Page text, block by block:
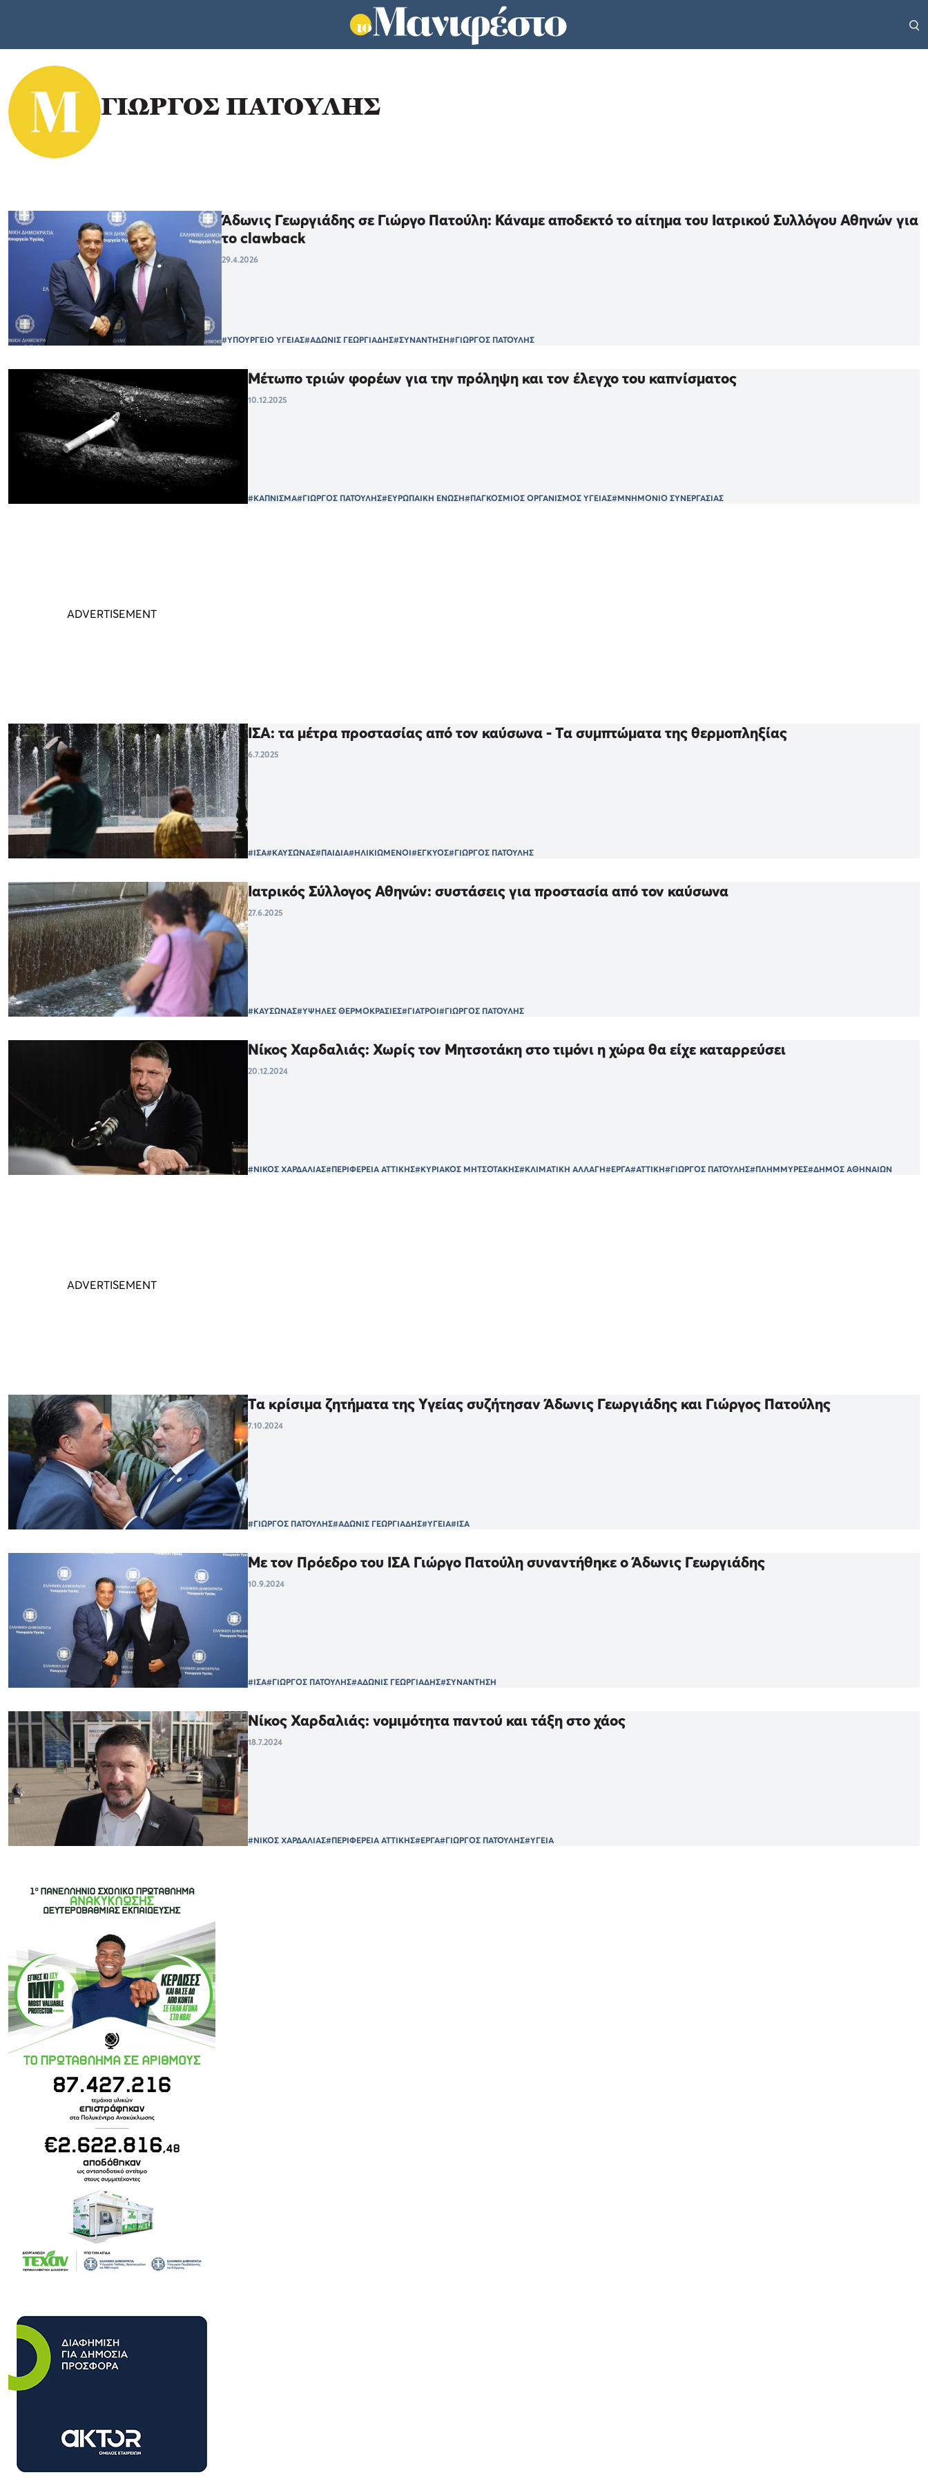
ΓΙΩΡΓΟΣ ΠΑΤΟΥΛΗΣ
Άδωνις Γεωργιάδης σε Γιώργο Πατούλη: Κάναμε αποδεκτό το αίτημα του Ιατρικού Συλλόγου Αθηνών για
το clawback
29.4.2026
#ΥΠΟΥΡΓΕΙΟ ΥΓΕΙΑΣ#ΑΔΩΝΙΣ ΓΕΩΡΓΙΑΔΗΣ#ΣΥΝΑΝΤΗΣΗ#ΓΙΩΡΓΟΣ ΠΑΤΟΥΛΗΣ
Μέτωπο τριών φορέων για την πρόληψη και τον έλεγχο του καπνίσματος
10.12.2025
#ΚΑΠΝΙΣΜΑ#ΓΙΩΡΓΟΣ ΠΑΤΟΥΛΗΣ#ΕΥΡΩΠΑΙΚΗ ΕΝΩΣΗ#ΠΑΓΚΟΣΜΙΟΣ ΟΡΓΑΝΙΣΜΟΣ ΥΓΕΙΑΣ#ΜΝΗΜΟΝΙΟ ΣΥΝΕΡΓΑΣΙΑΣ
ΙΣΑ: τα μέτρα προστασίας από τον καύσωνα - Τα συμπτώματα της θερμοπληξίας
6.7.2025
#ΙΣΑ#ΚΑΥΣΩΝΑΣ#ΠΑΙΔΙΑ#ΗΛΙΚΙΩΜΕΝΟΙ#ΕΓΚΥΟΣ#ΓΙΩΡΓΟΣ ΠΑΤΟΥΛΗΣ
Ιατρικός Σύλλογος Αθηνών: συστάσεις για προστασία από τον καύσωνα
27.6.2025
#ΚΑΥΣΩΝΑΣ#ΥΨΗΛΕΣ ΘΕΡΜΟΚΡΑΣΙΕΣ#ΓΙΑΤΡΟΙ#ΓΙΩΡΓΟΣ ΠΑΤΟΥΛΗΣ
Νίκος Χαρδαλιάς: Χωρίς τον Μητσοτάκη στο τιμόνι η χώρα θα είχε καταρρεύσει
20.12.2024
#ΝΙΚΟΣ ΧΑΡΔΑΛΙΑΣ#ΠΕΡΙΦΕΡΕΙΑ ΑΤΤΙΚΗΣ#ΚΥΡΙΑΚΟΣ ΜΗΤΣΟΤΑΚΗΣ#ΚΛΙΜΑΤΙΚΗ ΑΛΛΑΓΗ#ΕΡΓΑ#ΑΤΤΙΚΗ#ΓΙΩΡΓΟΣ ΠΑΤΟΥΛΗΣ#ΠΛΗΜΜΥΡΕΣ#ΔΗΜΟΣ ΑΘΗΝΑΙΩΝ
Τα κρίσιμα ζητήματα της Υγείας συζήτησαν Άδωνις Γεωργιάδης και Γιώργος Πατούλης
7.10.2024
#ΓΙΩΡΓΟΣ ΠΑΤΟΥΛΗΣ#ΑΔΩΝΙΣ ΓΕΩΡΓΙΑΔΗΣ#ΥΓΕΙΑ#ΙΣΑ
Με τον Πρόεδρο του ΙΣΑ Γιώργο Πατούλη συναντήθηκε ο Άδωνις Γεωργιάδης
10.9.2024
#ΙΣΑ#ΓΙΩΡΓΟΣ ΠΑΤΟΥΛΗΣ#ΑΔΩΝΙΣ ΓΕΩΡΓΙΑΔΗΣ#ΣΥΝΑΝΤΗΣΗ
Νίκος Χαρδαλιάς: νομιμότητα παντού και τάξη στο χάος
18.7.2024
#ΝΙΚΟΣ ΧΑΡΔΑΛΙΑΣ#ΠΕΡΙΦΕΡΕΙΑ ΑΤΤΙΚΗΣ#ΕΡΓΑ#ΓΙΩΡΓΟΣ ΠΑΤΟΥΛΗΣ#ΥΓΕΙΑ